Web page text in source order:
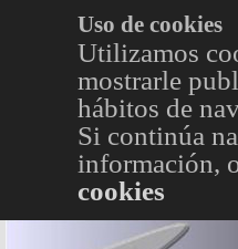
Uso de cookies
Utilizamos
mostrarle
hábitos de
Si continúa
información,
cookies